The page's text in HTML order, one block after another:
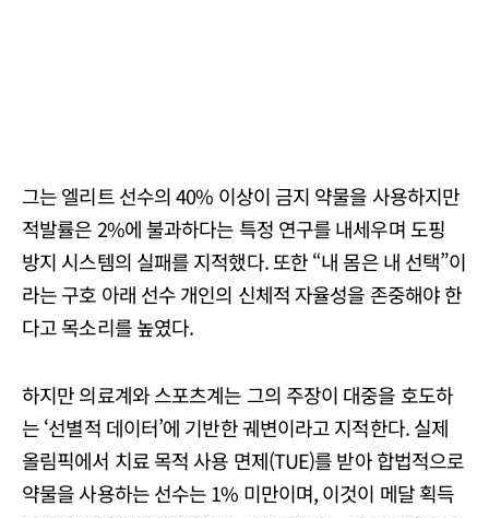
그는 엘리트 선수의 40% 이상이 금지 약물을 사용하지만
적발률은 2%에 불과하다는 특정 연구를 내세우며 도핑
방지 시스템의 실패를 지적했다. 또한 “내 몸은 내 선택”이
라는 구호 아래 선수 개인의 신체적 자율성을 존중해야 한
다고 목소리를 높였다.
하지만 의료계와 스포츠계는 그의 주장이 대중을 호도하
는 ‘선별적 데이터’에 기반한 궤변이라고 지적한다. 실제
올림픽에서 치료 목적 사용 면제(TUE)를 받아 합법적으로
약물을 사용하는 선수는 1% 미만이며, 이것이 메달 획득